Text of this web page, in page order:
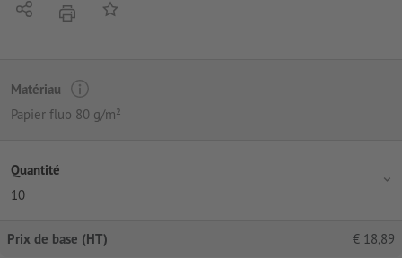
PartagerimprimerAjouter à liste d'article
Matériau
Papier fluo 80 g/m²
Quantité
10
Prix de base (HT) € 18,89